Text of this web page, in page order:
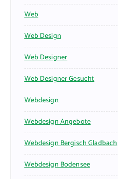
Web
Web Design
Web Designer
Web Designer Gesucht
Webdesign
Webdesign Angebote
Webdesign Bergisch Gladbach
Webdesign Bodensee